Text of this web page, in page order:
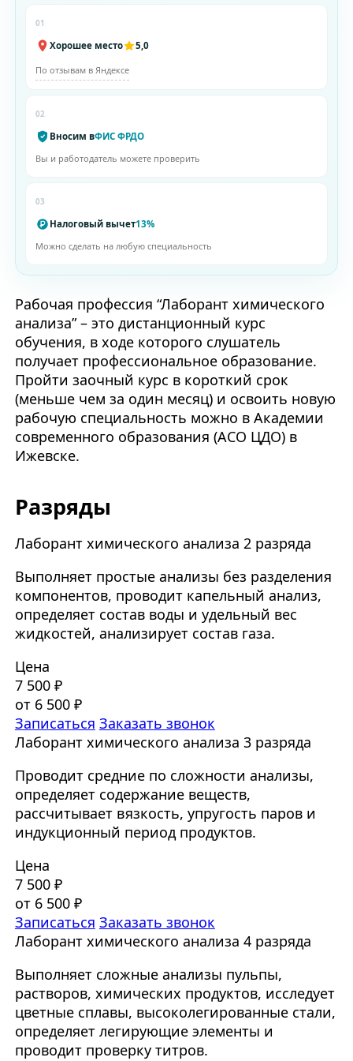
01
Хорошее место 5,0
По отзывам в Яндексе
02
Вносим вФИС ФРДО
Вы и работодатель можете проверить
03
Налоговый вычет13%
Можно сделать на любую специальность
Рабочая профессия “Лаборант химического
анализа” – это дистанционный курс
обучения, в ходе которого слушатель
получает профессиональное образование.
Пройти заочный курс в короткий срок
(меньше чем за один месяц) и освоить новую
рабочую специальность можно в Академии
современного образования (АСО ЦДО) в
Ижевске.
Разряды
Лаборант химического анализа 2 разряда
Выполняет простые анализы без разделения
компонентов, проводит капельный анализ,
определяет состав воды и удельный вес
жидкостей, анализирует состав газа.
Цена
7 500 ₽
от 6 500 ₽
Записаться Заказать звонок
Лаборант химического анализа 3 разряда
Проводит средние по сложности анализы,
определяет содержание веществ,
рассчитывает вязкость, упругость паров и
индукционный период продуктов.
Цена
7 500 ₽
от 6 500 ₽
Записаться Заказать звонок
Лаборант химического анализа 4 разряда
Выполняет сложные анализы пульпы,
растворов, химических продуктов, исследует
цветные сплавы, высоколегированные стали,
определяет легирующие элементы и
проводит проверку титров.